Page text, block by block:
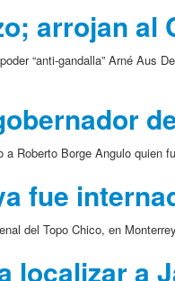
arrojan al
“anti-gandalla” Arné Aus
Borge Angulo quien
fue
del Topo Chico, en
localizar a